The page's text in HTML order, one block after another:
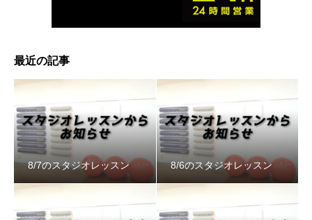
最近の記事
8/7のスタジオレッスン 8/6のスタジオレッスン